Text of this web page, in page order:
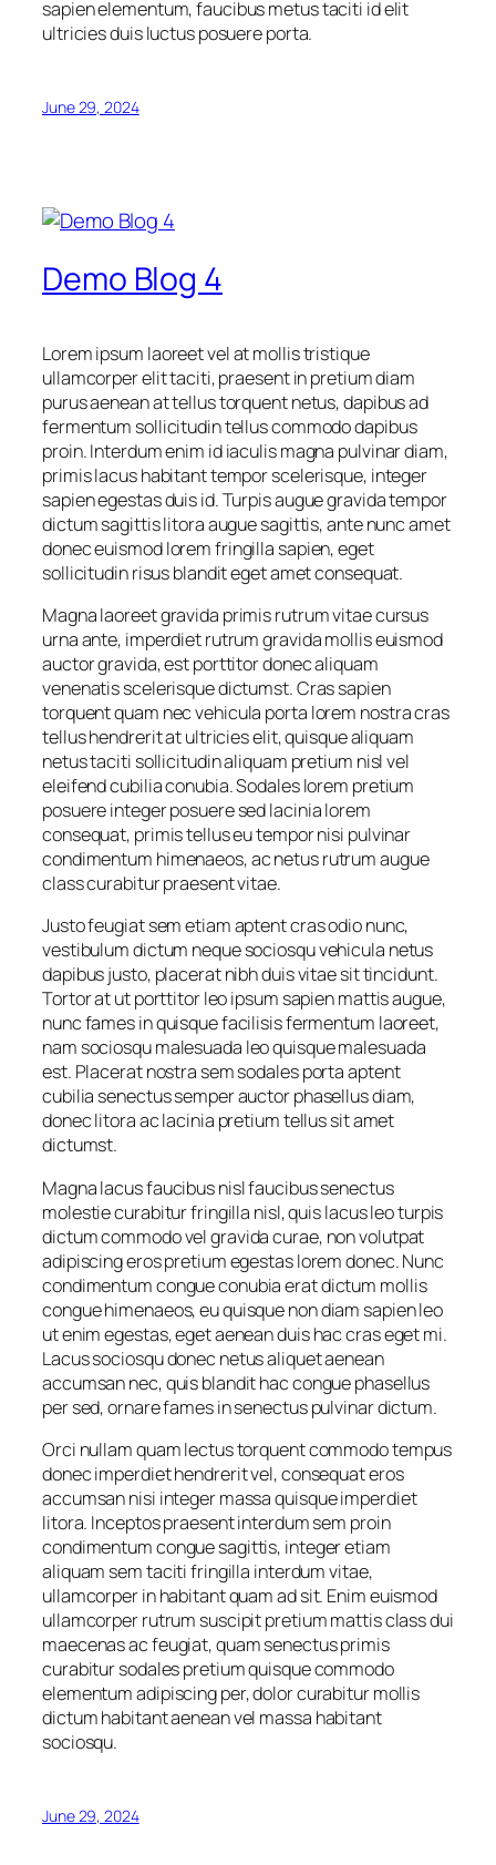
sapien elementum, faucibus metus taciti id elit
ultricies duis luctus posuere porta.
June 29, 2024
Demo Blog 4
Lorem ipsum laoreet vel at mollis tristique
ullamcorper elit taciti, praesent in pretium diam
purus aenean at tellus torquent netus, dapibus ad
fermentum sollicitudin tellus commodo dapibus
proin. Interdum enim id iaculis magna pulvinar diam,
primis lacus habitant tempor scelerisque, integer
sapien egestas duis id. Turpis augue gravida tempor
dictum sagittis litora augue sagittis, ante nunc amet
donec euismod lorem fringilla sapien, eget
sollicitudin risus blandit eget amet consequat.
Magna laoreet gravida primis rutrum vitae cursus
urna ante, imperdiet rutrum gravida mollis euismod
auctor gravida, est porttitor donec aliquam
venenatis scelerisque dictumst. Cras sapien
torquent quam nec vehicula porta lorem nostra cras
tellus hendrerit at ultricies elit, quisque aliquam
netus taciti sollicitudin aliquam pretium nisl vel
eleifend cubilia conubia. Sodales lorem pretium
posuere integer posuere sed lacinia lorem
consequat, primis tellus eu tempor nisi pulvinar
condimentum himenaeos, ac netus rutrum augue
class curabitur praesent vitae.
Justo feugiat sem etiam aptent cras odio nunc,
vestibulum dictum neque sociosqu vehicula netus
dapibus justo, placerat nibh duis vitae sit tincidunt.
Tortor at ut porttitor leo ipsum sapien mattis augue,
nunc fames in quisque facilisis fermentum laoreet,
nam sociosqu malesuada leo quisque malesuada
est. Placerat nostra sem sodales porta aptent
cubilia senectus semper auctor phasellus diam,
donec litora ac lacinia pretium tellus sit amet
dictumst.
Magna lacus faucibus nisl faucibus senectus
molestie curabitur fringilla nisl, quis lacus leo turpis
dictum commodo vel gravida curae, non volutpat
adipiscing eros pretium egestas lorem donec. Nunc
condimentum congue conubia erat dictum mollis
congue himenaeos, eu quisque non diam sapien leo
ut enim egestas, eget aenean duis hac cras eget mi.
Lacus sociosqu donec netus aliquet aenean
accumsan nec, quis blandit hac congue phasellus
per sed, ornare fames in senectus pulvinar dictum.
Orci nullam quam lectus torquent commodo tempus
donec imperdiet hendrerit vel, consequat eros
accumsan nisi integer massa quisque imperdiet
litora. Inceptos praesent interdum sem proin
condimentum congue sagittis, integer etiam
aliquam sem taciti fringilla interdum vitae,
ullamcorper in habitant quam ad sit. Enim euismod
ullamcorper rutrum suscipit pretium mattis class dui
maecenas ac feugiat, quam senectus primis
curabitur sodales pretium quisque commodo
elementum adipiscing per, dolor curabitur mollis
dictum habitant aenean vel massa habitant
sociosqu.
June 29, 2024